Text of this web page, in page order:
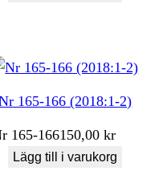
165-166 (2018:1-2)
165-166150,00kr
Lägg till i varukorg